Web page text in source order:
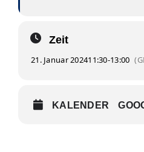
Zeit
21. Januar 202411:30-13:00
KALENDER